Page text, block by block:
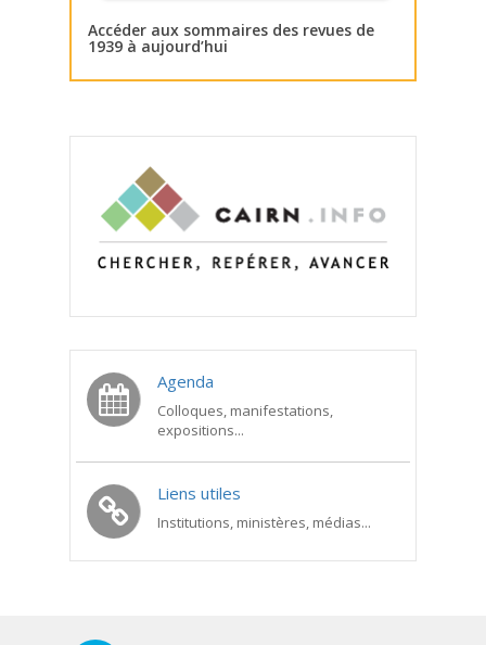
Accéder aux sommaires des revues de
1939 à aujourd’hui
Agenda
Colloques, manifestations,
expositions...
Liens utiles
Institutions, ministères, médias...